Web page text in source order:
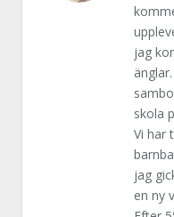
jag
skola
Vi har
jag
en ny